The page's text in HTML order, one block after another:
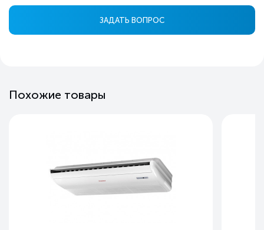
ЗАДАТЬ ВОПРОС
Похожие товары